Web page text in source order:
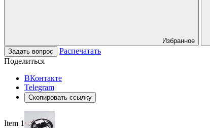
Избранное
Задать вопрос
Распечатать
Поделиться
ВКонтакте
Telegram
Скопировать ссылку
Item 1 of 3